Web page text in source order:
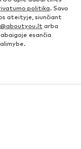
politika. Savo
ateityje, siunčiant
arba
esančia